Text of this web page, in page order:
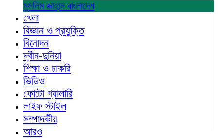
মুসলিম জাহান বাংলাদেশ
খেলা
বিজ্ঞান ও প্রযুক্তি
বিনোদন
দ্বীন-দুনিয়া
শিক্ষা ও চাকরি
ভিডিও
ফোটো গ্যালারি
লাইফ স্টাইল
সম্পাদকীয়
আরও